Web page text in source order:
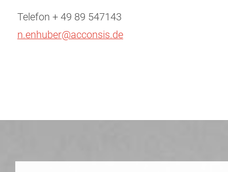
Telefon + 49 89 547143
n.enhuber@acconsis.de